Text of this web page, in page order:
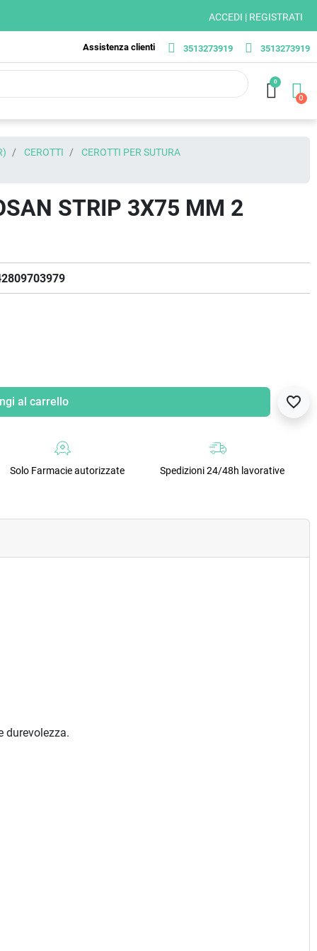
ACCEDI | REGISTRATI
Assistenza clienti 3513273919 3513273919
0
CEROTTI
CEROTTI PER SUTURA
STRIP 3X75 MM 2
al carrello favorite_border
Solo Farmacie autorizzate Spedizioni 24/48h lavorative
durevolezza.